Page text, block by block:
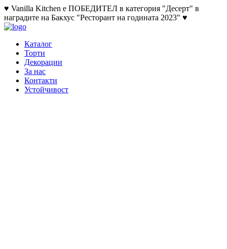
♥ Vanilla Kitchen е ПОБЕДИТЕЛ в категория "Десерт" в
наградите на Бакхус "Ресторант на годината 2023" ♥
Каталог
Торти
Декорации
За нас
Контакти
Устойчивост